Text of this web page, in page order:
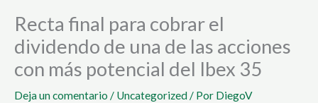
Recta final para cobrar el
dividendo de una de las acciones
con más potencial del Ibex 35
Deja un comentario / Uncategorized/ Por DiegoV